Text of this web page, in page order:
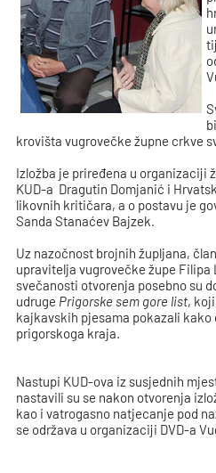
krovišta vugrovečke župne crkve
Izložba je priređena u organizaciji
KUD-a Dragutin Domjanić i
likovnih kritičara, a o postavu je
Sanda Stanaćev Bajzek.
Uz nazočnost brojnih župljana,
upravitelja vugrovečke župe
svečanosti otvorenja posebno su
udruge Prigorske sem gore list,
kajkavskih pjesama pokazali
prigorskoga kraja.
Nastupi KUD-ova iz susjednih
nastavili su se nakon otvorenja
kao i vatrogasno natjecanje pod
se održava u organizaciji DVD-a